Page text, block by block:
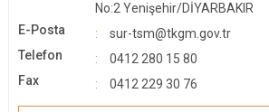
No:2 Yenişehir/DİYARBAKIR
E-Posta
sur-tsm@tkgm.gov.tr
Telefon
0412 280 15 80
Fax
0412 229 30 76